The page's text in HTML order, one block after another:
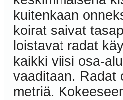
kuitenkaan
koirat saivat
loistavat radat
kaikki viisi osa-
vaaditaan. Radat
metriä.